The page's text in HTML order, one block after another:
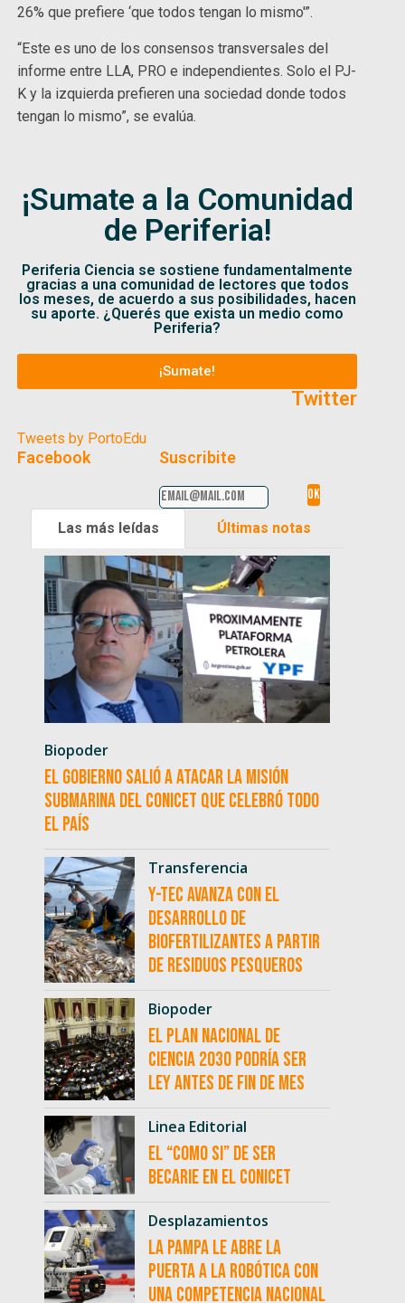
26% que prefiere ‘que todos tengan lo mismo'”.
“Este es uno de los consensos transversales del
informe entre LLA, PRO e independientes. Solo el PJ-
K y la izquierda prefieren una sociedad donde todos
tengan lo mismo”, se evalúa.
¡Sumate a la Comunidad
de Periferia!
Periferia Ciencia se sostiene fundamentalmente
gracias a una comunidad de lectores que todos
los meses, de acuerdo a sus posibilidades, hacen
su aporte. ¿Querés que exista un medio como
Periferia?
¡Sumate!
Twitter
Tweets by PortoEdu
Facebook Suscribite
Las más leídas Últimas notas
Biopoder
El Gobierno salió a atacar la misión
submarina del CONICET que celebró todo
el país
Transferencia
Y-TEC avanza con el
desarrollo de
biofertilizantes a partir
de residuos pesqueros
Biopoder
El Plan Nacional de
Ciencia 2030 podría ser
ley antes de fin de mes
Linea Editorial
El “como si” de ser
becarie en el CONICET
Desplazamientos
La Pampa le abre la
puerta a la robótica con
una competencia nacional